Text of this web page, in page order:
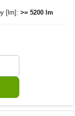
[lm]:>= 5200 lm